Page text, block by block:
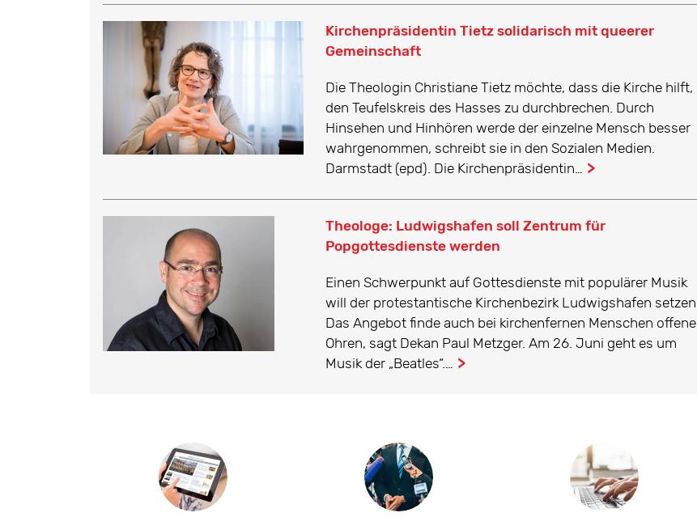
Kirchenpräsidentin Tietz solidarisch mit queerer
Gemeinschaft
Die Theologin Christiane Tietz möchte, dass die Kirche hilft,
den Teufelskreis des Hasses zu durchbrechen. Durch
Hinsehen und Hinhören werde der einzelne Mensch besser
wahrgenommen, schreibt sie in den Sozialen Medien.
Darmstadt (epd). Die Kirchenpräsidentin… ...
Theologe: Ludwigshafen soll Zentrum für
Popgottesdienste werden
Einen Schwerpunkt auf Gottesdienste mit populärer Musik
will der protestantische Kirchenbezirk Ludwigshafen setzen.
Das Angebot finde auch bei kirchenfernen Menschen offene
Ohren, sagt Dekan Paul Metzger. Am 26. Juni geht es um
Musik der „Beatles“.… ...